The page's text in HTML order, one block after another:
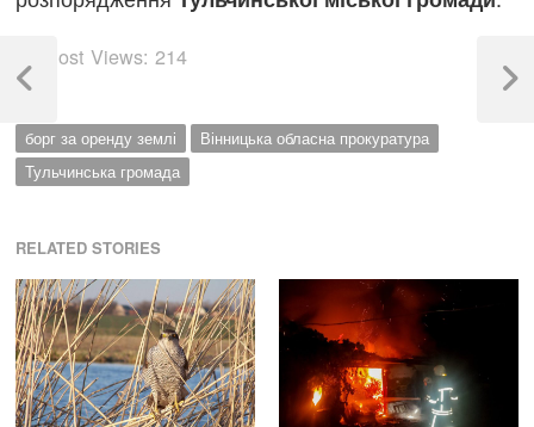
Post Views: 214
борг за оренду землі
Вінницька обласна прокуратура
Тульчинська громада
RELATED STORIES
Навігація
записів
Previous
Next